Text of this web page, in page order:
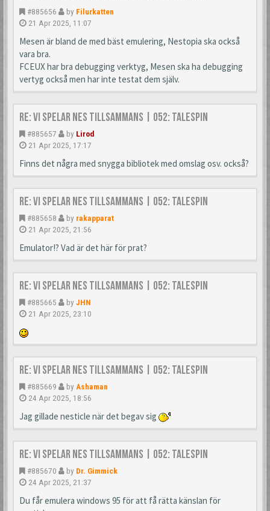
#885656 by Filurkatten
21 Apr 2025, 11:07
Mesen är bland de med bäst emulering, Nestopia ska också
vara bra.
FCEUX har bra debugging verktyg, Mesen ska ha debugging
vertyg också men har inte testat dem själv.
Re: Vi spelar NES tillsammans | 052: TaleSpin
#885657 by Lirod
21 Apr 2025, 17:17
Finns det några med snygga bibliotek med omslag osv. också?
Re: Vi spelar NES tillsammans | 052: TaleSpin
#885658 by rakapparat
21 Apr 2025, 21:56
Emulator!? Vad är det här för prat?
Re: Vi spelar NES tillsammans | 052: TaleSpin
#885665 by JHN
21 Apr 2025, 23:10
Re: Vi spelar NES tillsammans | 052: TaleSpin
#885669 by Ashaman
24 Apr 2025, 18:56
Jag gillade nesticle när det begav sig
Re: Vi spelar NES tillsammans | 052: TaleSpin
#885670 by Dr. Gimmick
24 Apr 2025, 21:37
Du får emulera windows 95 för att få rätta känslan för